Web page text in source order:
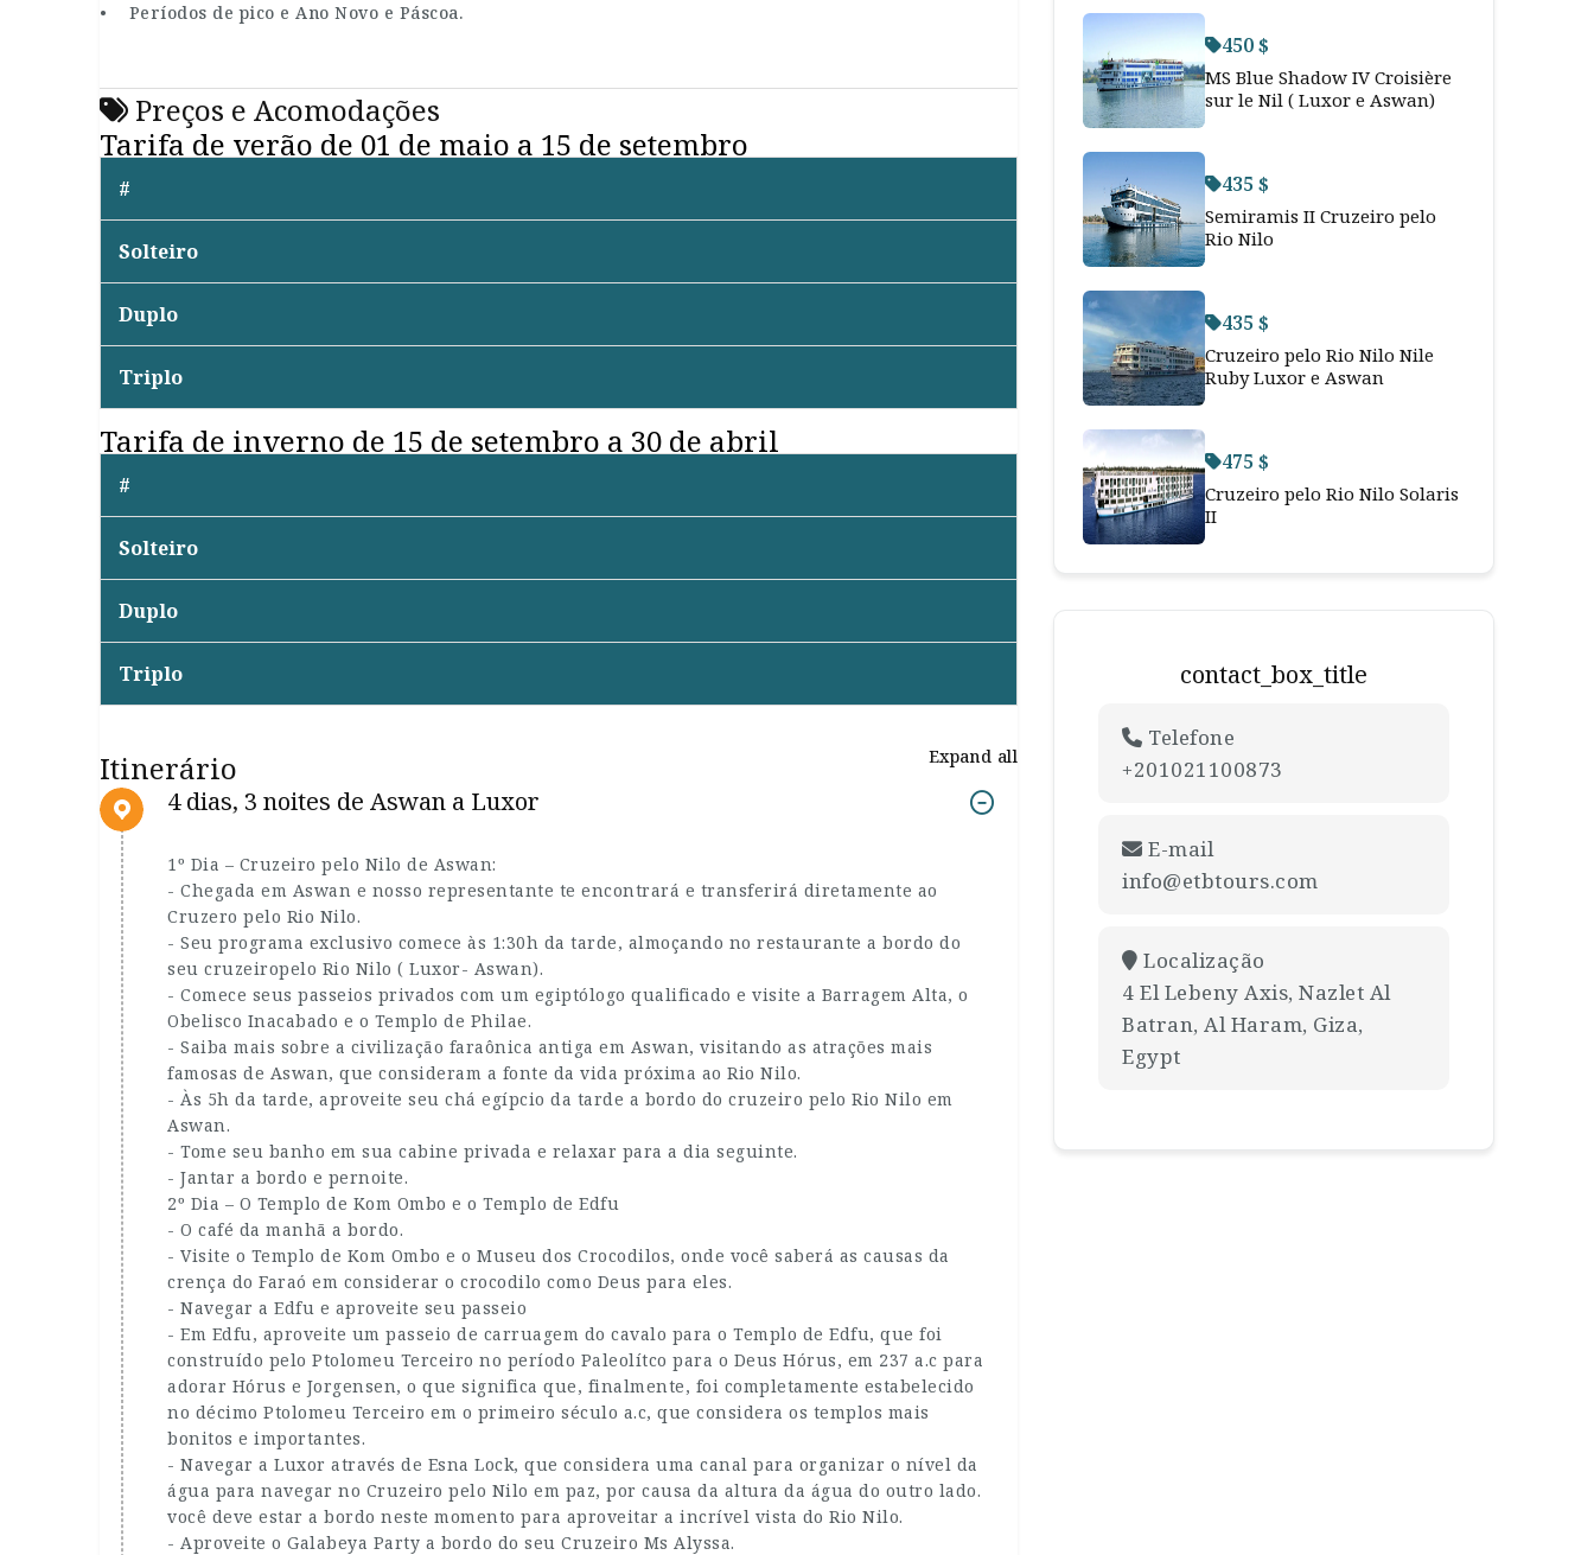
• Períodos de pico e Ano Novo e Páscoa.
Preços e Acomodações
Tarifa de verão de 01 de maio a 15 de setembro
#
Solteiro
Duplo
Triplo
Tarifa de inverno de 15 de setembro a 30 de abril
#
Solteiro
Duplo
Triplo
Itinerário Expand all
4 dias, 3 noites de Aswan a Luxor
1º Dia – Cruzeiro pelo Nilo de Aswan:
- Chegada em Aswan e nosso representante te encontrará e transferirá diretamente ao
Cruzero pelo Rio Nilo.
- Seu programa exclusivo comece às 1:30h da tarde, almoçando no restaurante a bordo do
seu cruzeiropelo Rio Nilo ( Luxor- Aswan).
- Comece seus passeios privados com um egiptólogo qualificado e visite a Barragem Alta, o
Obelisco Inacabado e o Templo de Philae.
- Saiba mais sobre a civilização faraônica antiga em Aswan, visitando as atrações mais
famosas de Aswan, que consideram a fonte da vida próxima ao Rio Nilo.
- Às 5h da tarde, aproveite seu chá egípcio da tarde a bordo do cruzeiro pelo Rio Nilo em
Aswan.
- Tome seu banho em sua cabine privada e relaxar para a dia seguinte.
- Jantar a bordo e pernoite.
2º Dia – O Templo de Kom Ombo e o Templo de Edfu
- O café da manhã a bordo.
- Visite o Templo de Kom Ombo e o Museu dos Crocodilos, onde você saberá as causas da
crença do Faraó em considerar o crocodilo como Deus para eles.
- Navegar a Edfu e aproveite seu passeio
- Em Edfu, aproveite um passeio de carruagem do cavalo para o Templo de Edfu, que foi
construído pelo Ptolomeu Terceiro no período Paleolítco para o Deus Hórus, em 237 a.c para
adorar Hórus e Jorgensen, o que significa que, finalmente, foi completamente estabelecido
no décimo Ptolomeu Terceiro em o primeiro século a.c, que considera os templos mais
bonitos e importantes.
- Navegar a Luxor através de Esna Lock, que considera uma canal para organizar o nível da
água para navegar no Cruzeiro pelo Nilo em paz, por causa da altura da água do outro lado.
você deve estar a bordo neste momento para aproveitar a incrível vista do Rio Nilo.
- Aproveite o Galabeya Party a bordo do seu Cruzeiro Ms Alyssa.
450 $
MS Blue Shadow IV Croisière
sur le Nil ( Luxor e Aswan)
435 $
Semiramis II Cruzeiro pelo
Rio Nilo
435 $
Cruzeiro pelo Rio Nilo Nile
Ruby Luxor e Aswan
475 $
Cruzeiro pelo Rio Nilo Solaris
II
contact_box_title
Telefone
+201021100873
E-mail
info@etbtours.com
Localização
4 El Lebeny Axis, Nazlet Al
Batran, Al Haram, Giza,
Egypt